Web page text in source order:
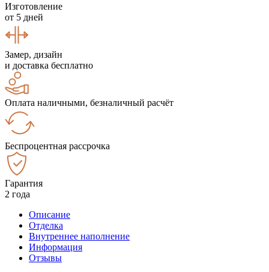
Изготовление
от 5 дней
Замер, дизайн
и доставка бесплатно
Оплата наличными, безналичный расчёт
Беспроцентная рассрочка
Гарантия
2 года
Описание
Отделка
Внутреннее наполнение
Информация
Отзывы